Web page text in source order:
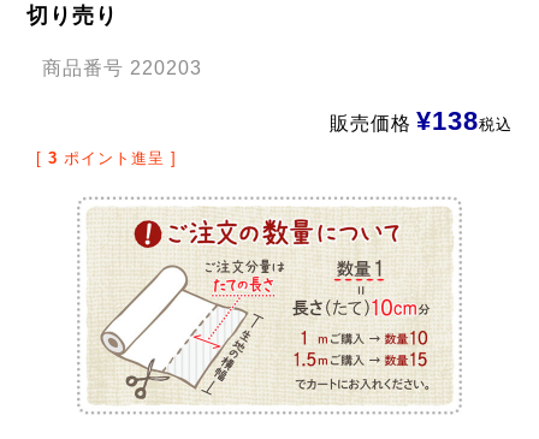
切り売り
商品番号 220203
販売価格 ¥138税込
[ 3 ポイント進呈 ]